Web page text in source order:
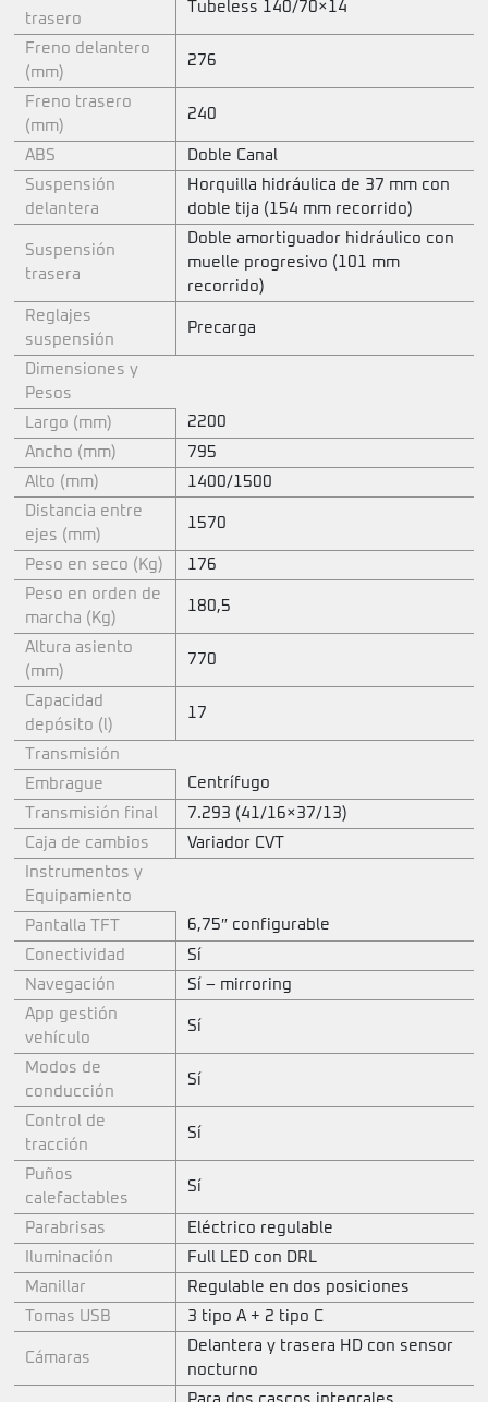
trasero
Tubeless 140/70×14
Freno delantero
(mm)
276
Freno trasero
(mm)
240
ABS
Doble Canal
Suspensión
delantera
Horquilla hidráulica de 37 mm con
doble tija (154 mm recorrido)
Suspensión
trasera
Doble amortiguador hidráulico con
muelle progresivo (101 mm
recorrido)
Reglajes
suspensión
Precarga
Dimensiones y
Pesos
Largo (mm)
2200
Ancho (mm)
795
Alto (mm)
1400/1500
Distancia entre
ejes (mm)
1570
Peso en seco (Kg)
176
Peso en orden de
marcha (Kg)
180,5
Altura asiento
(mm)
770
Capacidad
depósito (l)
17
Transmisión
Embrague
Centrífugo
Transmisión final
7.293 (41/16×37/13)
Caja de cambios
Variador CVT
Instrumentos y
Equipamiento
Pantalla TFT
6,75″ configurable
Conectividad
Sí
Navegación
Sí – mirroring
App gestión
vehículo
Sí
Modos de
conducción
Sí
Control de
tracción
Sí
Puños
calefactables
Sí
Parabrisas
Eléctrico regulable
Iluminación
Full LED con DRL
Manillar
Regulable en dos posiciones
Tomas USB
3 tipo A + 2 tipo C
Cámaras
Delantera y trasera HD con sensor
nocturno